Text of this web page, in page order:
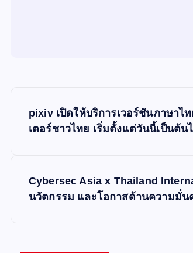
pixiv เปิดให้บริการเวอร์ชันภาษา
เตอร์ชาวไทย เริ่มตั้งแต่วันนี้เป็นต้น
Cybersec Asia x Thailand
นวัตกรรม และโอกาสด้านความมั่น